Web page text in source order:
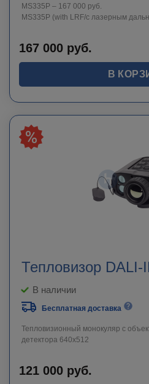
MS335P – 167 000 руб.
MS335P (with LRF/с лазерным
167 000 руб.
В
Тепловизор DALI-
В наличии
Бесплатная доставка
Тепловизионный монокуляр с
детектора 640х512
121 000 руб.